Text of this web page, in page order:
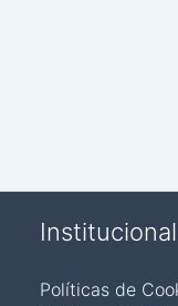
Institucional
Políticas de